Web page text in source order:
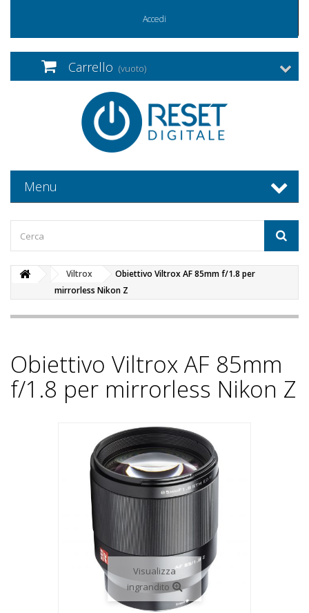
Accedi
Carrello (vuoto)
Menu
Viltrox
Obiettivo Viltrox AF 85mm f/1.8 per
mirrorless Nikon Z
Obiettivo Viltrox AF 85mm
f/1.8 per mirrorless Nikon Z
Visualizza
ingrandito